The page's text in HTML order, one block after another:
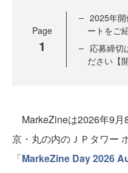
Page
1
2025年
ートをご
応募締切
ださい【
MarkeZineは2026年9月
京・丸の内のＪＰタワー
「MarkeZine Day 2026